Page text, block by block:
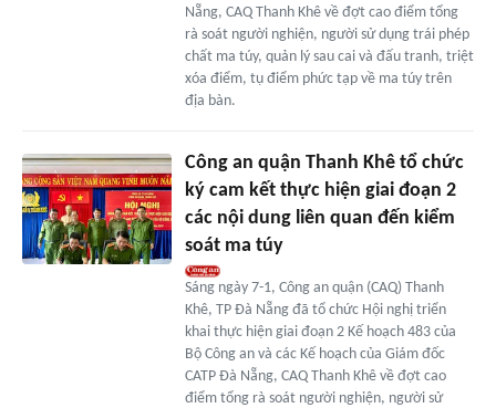
Nẵng, CAQ Thanh Khê về đợt cao điểm tổng
rà soát người nghiện, người sử dụng trái phép
chất ma túy, quản lý sau cai và đấu tranh, triệt
xóa điểm, tụ điểm phức tạp về ma túy trên
địa bàn.
Công an quận Thanh Khê tổ chức
ký cam kết thực hiện giai đoạn 2
các nội dung liên quan đến kiểm
soát ma túy
Sáng ngày 7-1, Công an quận (CAQ) Thanh
Khê, TP Đà Nẵng đã tổ chức Hội nghị triển
khai thực hiện giai đoạn 2 Kế hoạch 483 của
Bộ Công an và các Kế hoạch của Giám đốc
CATP Đà Nẵng, CAQ Thanh Khê về đợt cao
điểm tổng rà soát người nghiện, người sử